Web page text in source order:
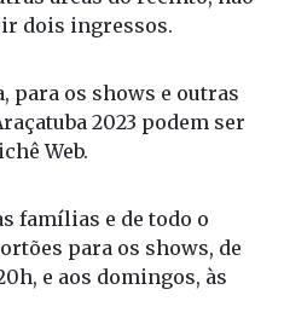
2023 podem ser
Web.
famílias e de todo o
para os shows, de
e aos domingos, às
7 de setembro, a Expô
com ingresso
alimento não perecível,